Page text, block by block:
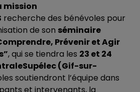
mission
recherche des bénévoles pour
de son séminaire
Prévenir et Agir
, qui se tiendra les 23 et 24
(Gif-sur-
soutiendront l’équipe dans